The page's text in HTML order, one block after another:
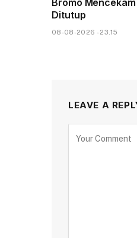
Bromo
Ditutup
08-08-2026 - 23.15
LEAVE A